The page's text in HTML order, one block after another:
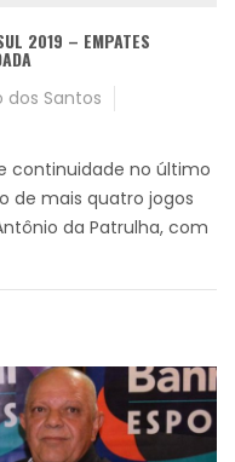
2019 – EMPATES
dos Santos
continuidade no último
de mais quatro jogos
da Patrulha, com